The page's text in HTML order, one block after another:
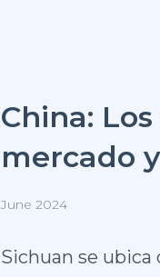
China:
mercado
June 2024
Sichuan se ubica